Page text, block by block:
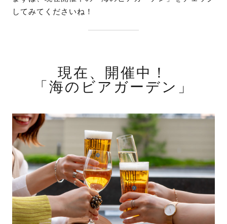
してみてくださいね！
現在、開催中！
「海のビアガーデン」